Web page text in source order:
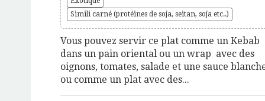
Simili carné (protéines de soja, seitan, soja etc..)
Vous pouvez servir ce plat comme un Kebab
dans un pain oriental ou un wrap avec des
oignons, tomates, salade et une sauce
ou comme un plat avec des...